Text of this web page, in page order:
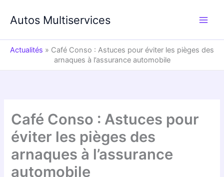
Autos Multiservices
Actualités » Café Conso : Astuces pour éviter les pièges des
arnaques à l’assurance automobile
Café Conso : Astuces pour
éviter les pièges des
arnaques à l’assurance
automobile